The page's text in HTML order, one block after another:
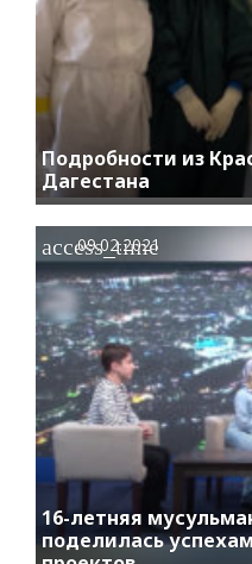
Подробности из
Дагестана
16-летняя
поделилась
access_time
09.02.2021